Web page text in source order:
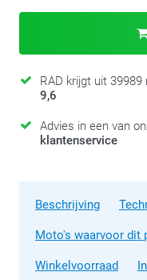
RAD krijgt uit 39989
9,6
Advies in een van
klantenservice
Beschrijving
Moto's waarvoor dit
Winkelvoorraad